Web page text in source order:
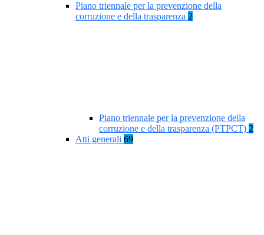
Piano triennale per la prevenzione della
corruzione e della trasparenza 2
Piano triennale per la prevenzione della
corruzione e della trasparenza (PTPCT) 2
Atti generali 69